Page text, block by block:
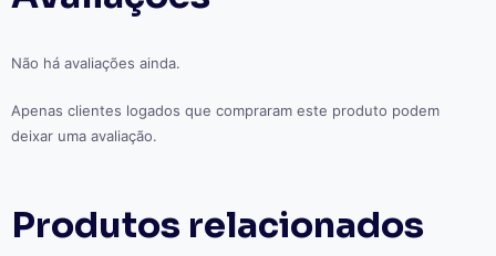
Não há avaliações ainda.
Apenas clientes logados que compraram este produto podem
deixar uma avaliação.
Produtos relacionados